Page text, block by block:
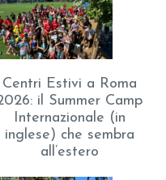
Centri Estivi a Roma
il Summer Camp
Internazionale (in
inglese) che sembra
all’estero